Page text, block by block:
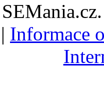
Informace